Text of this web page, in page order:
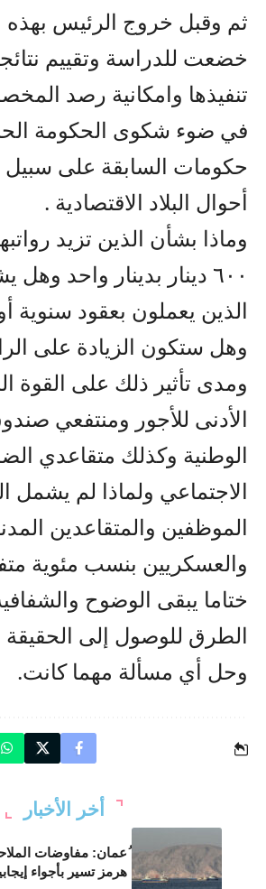
ثم وقبل خروج الرئيس بهذه
خضعت للدراسة وتقييم
تنفيذها وامكانية رصد
في ضوء شكوى الحكومة
حكومات السابقة على سبيل
أحوال البلاد الاقتصادية .
وماذا بشأن الذين تزيد
٦٠٠ دينار بدينار واحد
الذين يعملون بعقود سنوية
وهل ستكون الزيادة على
ومدى تأثير ذلك على القوة
الأدنى للأجور ومنتفعي
الوطنية وكذلك متقاعدي
الاجتماعي ولماذا لم يشمل
الموظفين والمتقاعدين
والعسكريين بنسب مئوية
ختاما يبقى الوضوح
الطرق للوصول إلى الحقيقة
وحل أي مسألة مهما كانت.
أخر الأخبار
ُعمان: مفاوضات
هرمز تسير بأجواء